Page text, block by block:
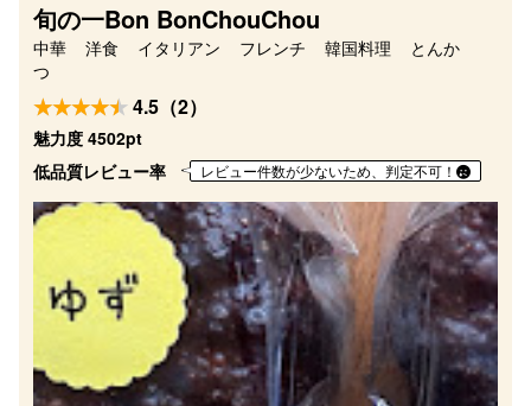
旬の一Bon BonChouChou
中華 洋食 イタリアン フレンチ 韓国料理
とんか
つ
4.5（2）
魅力度 4502pt
低品質レビュー率
レビュー件数が少ないため、判定不可！